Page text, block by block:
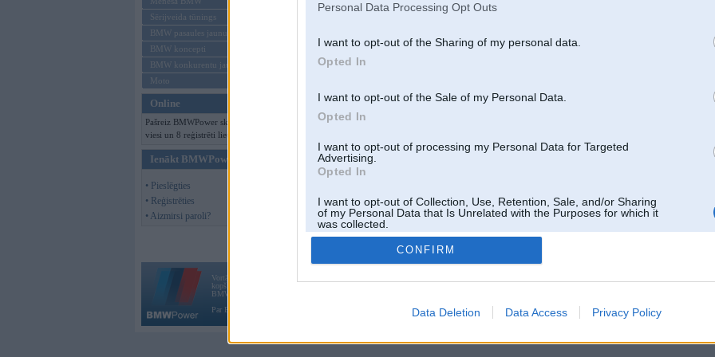
Personal Data Processing Opt Outs
I want to opt-out of the Sharing of my personal data.
Opted In
I want to opt-out of the Sale of my Personal Data.
Opted In
I want to opt-out of processing my Personal Data for Targeted
Advertising.
Opted In
I want to opt-out of Collection, Use, Retention, Sale, and/or Sharing
of my Personal Data that Is Unrelated with the Purposes for which it
was collected.
Opted Out
CONFIRM
Data Deletion Data Access Privacy Policy
Sērijveida tūnings
BMW pasaules jaunumi
BMW koncepti
BMW konkurentu jaunumi
Moto
Online
Pašreiz BMWPower skatās 113
viesi un 8 reģistrēti lietotāji.
Ienākt BMWPower
• Pieslēgties
• Reģistrēties
• Aizmirsi paroli?
Vortāls BMWPower.lv darbojas
kopš 2002. gada 14. maija. Tas nav auto klubs un nav saistīts ar
BMW AG.
Par BMWPower